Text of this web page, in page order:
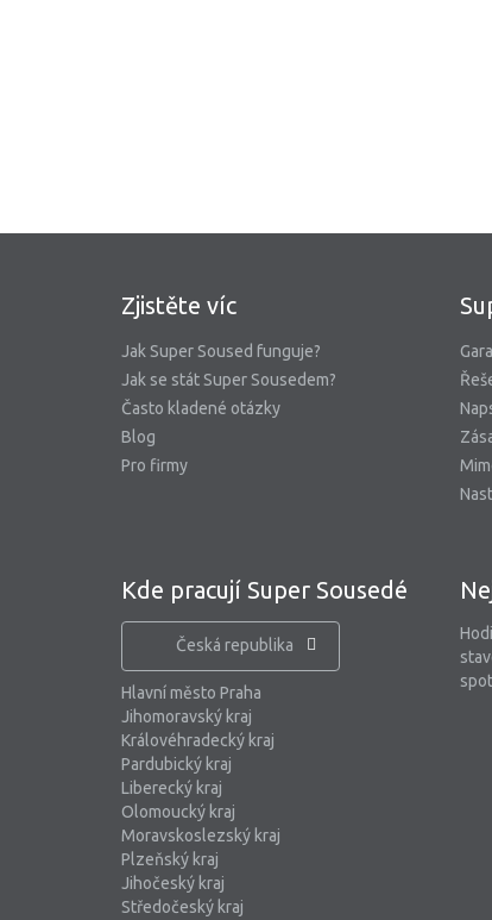
Zjistěte víc
Jak Super Soused funguje?
Jak se stát Super Sousedem?
Často kladené otázky
Blog
Pro firmy
Kde pracují Super Sousedé
Česká republika
Hlavní město Praha
Jihomoravský kraj
Královéhradecký kraj
Pardubický kraj
Liberecký kraj
Olomoucký kraj
Moravskoslezský kraj
Plzeňský kraj
Jihočeský kraj
Středočeský kraj